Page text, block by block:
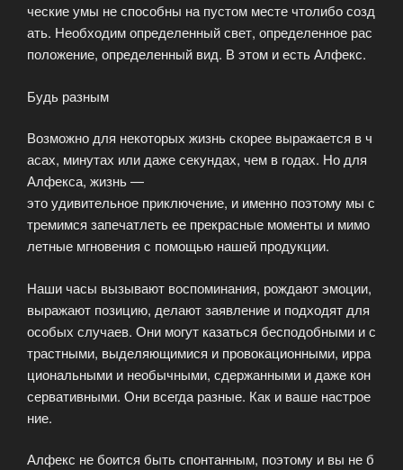
ческие умы не способны на пустом месте чтолибо созд
ать. Необходим определенный свет, определенное рас
положение, определенный вид. В этом и есть Алфекс.
Будь разным
Возможно для некоторых жизнь скорее выражается в ч
асах, минутах или даже секундах, чем в годах. Но для
Алфекса, жизнь —
это удивительное приключение, и именно поэтому мы с
тремимся запечатлеть ее прекрасные моменты и мимо
летные мгновения с помощью нашей продукции.
Наши часы вызывают воспоминания, рождают эмоции,
выражают позицию, делают заявление и подходят для
особых случаев. Они могут казаться бесподобными и с
трастными, выделяющимися и провокационными, ирра
циональными и необычными, сдержанными и даже кон
сервативными. Они всегда разные. Как и ваше настрое
ние.
Алфекс не боится быть спонтанным, поэтому и вы не б